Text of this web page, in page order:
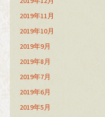
2019年11月
2019年10月
2019年9月
2019年8月
2019年7月
2019年6月
2019年5月